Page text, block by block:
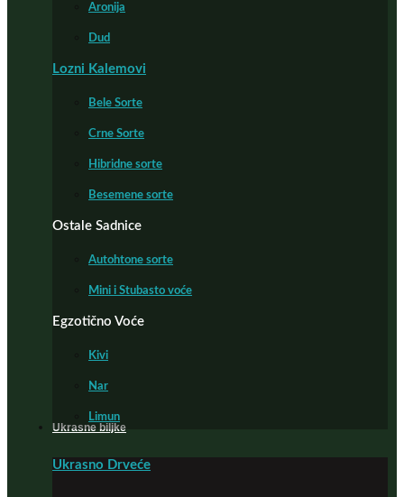
Aronija
Dud
Lozni Kalemovi
Bele Sorte
Crne Sorte
Hibridne sorte
Besemene sorte
Ostale Sadnice
Autohtone sorte
Mini i Stubasto voće
Egzotično Voće
Kivi
Nar
Limun
Ukrasne biljke
Ukrasno Drveće